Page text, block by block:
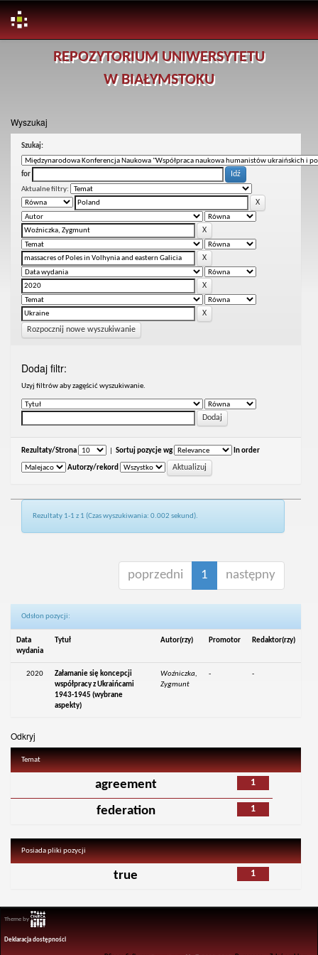
REPOZYTORIUM UNIWERSYTETU
W BIAŁYMSTOKU
Wyszukaj
Szukaj:
for
Aktualne filtry:
Rozpocznij nowe wyszukiwanie
Dodaj filtr:
Uzyj filtrów aby zagęścić wyszukiwanie.
Rezultaty/Strona Sortuj pozycje wg In order
Autorzy/rekord
Rezultaty 1-1 z 1 (Czas wyszukiwania: 0.002 sekund).
poprzedni 1 następny
Odsłon pozycji:
Data
wydania
Tytuł Autor(rzy) Promotor Redaktor(rzy)
2020
Załamanie się koncepcji
współpracy z Ukraińcami
1943-1945 (wybrane
aspekty)
Woźniczka,
Zygmunt
- -
Odkryj
Temat
1
agreement
1
federation
Posiada pliki pozycji
1
true
Theme by
Deklaracja dostępności